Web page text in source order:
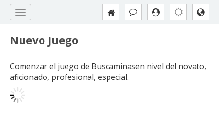
Nuevo juego
Comenzar el juego de Buscaminasen nivel del novato,
aficionado, profesional, especial.